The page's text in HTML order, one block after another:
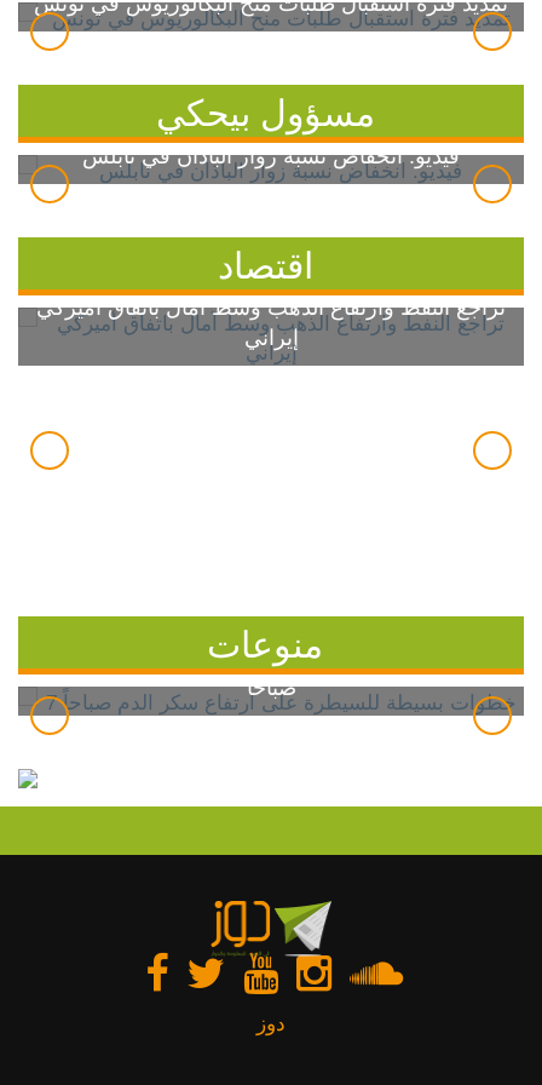
مسؤول بيحكي
فيديو: انخفاض نسبة زوار الباذان في نابلس
اقتصاد
تراجع النفط وارتفاع الذهب وسط آمال باتفاق أميركي
إيراني
منوعات
7 خطوات بسيطة للسيطرة على ارتفاع سكر الدم
صباحاً
دوز